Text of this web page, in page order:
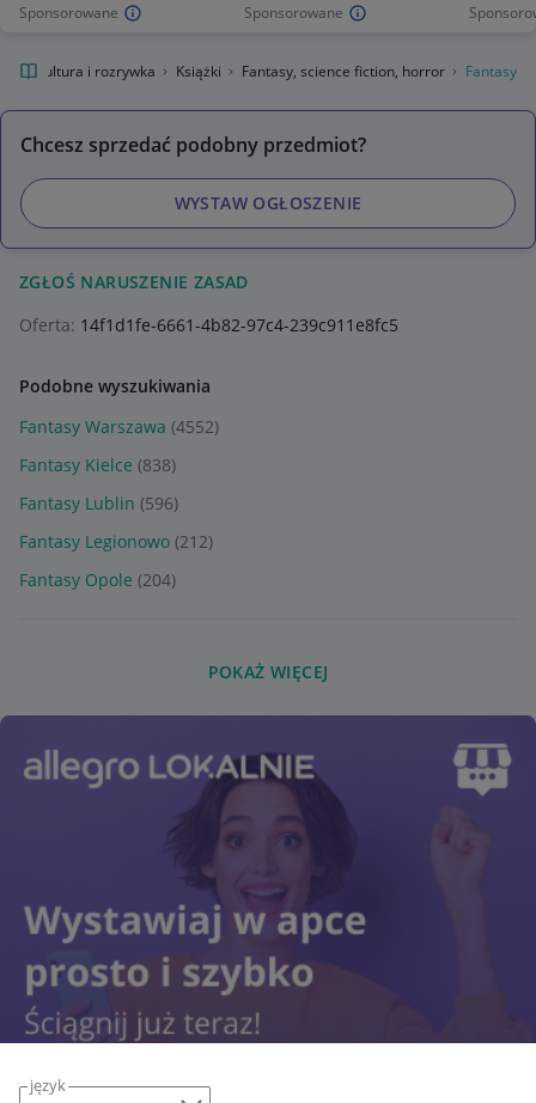
język
Sponsorowane Sponsorowane
Kultura i rozrywka Książki Fantasy, science fiction, horror Fantasy
Chcesz sprzedać podobny przedmiot?
WYSTAW OGŁOSZENIE
ZGŁOŚ NARUSZENIE ZASAD
Oferta: 14f1d1fe-6661-4b82-97c4-239c911e8fc5
Podobne wyszukiwania
Fantasy Warszawa (4552)
Fantasy Kielce (838)
Fantasy Lublin (596)
Fantasy Legionowo (212)
Fantasy Opole (204)
POKAŻ WIĘCEJ